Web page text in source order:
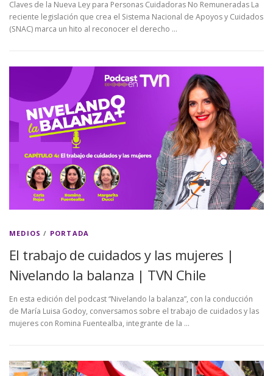
Claves de la Nueva Ley para Personas Cuidadoras No Remuneradas La
reciente legislación que crea el Sistema Nacional de Apoyos y Cuidados
(SNAC) marca un hito al reconocer el derecho …
MEDIOS / PORTADA
El trabajo de cuidados y las mujeres |
Nivelando la balanza | TVN Chile
En esta edición del podcast “Nivelando la balanza”, con la conducción
de María Luisa Godoy, conversamos sobre el trabajo de cuidados y las
mujeres con Romina Fuentealba, integrante de la …